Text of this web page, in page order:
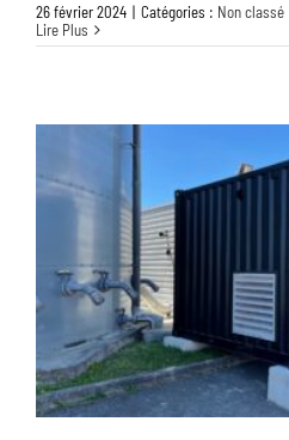
26 février 2024 | Catégories : Non classé
Lire Plus